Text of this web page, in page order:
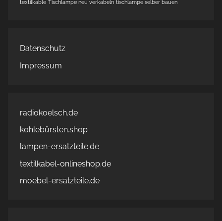
textilkable Tischlampe neu verkabeln tischlampe selber bauen
Datenschutz
Impressum
radiokoelsch.de
kohlebürsten.shop
lampen-ersatzteile.de
textilkabel-onlineshop.de
moebel-ersatzteile.de